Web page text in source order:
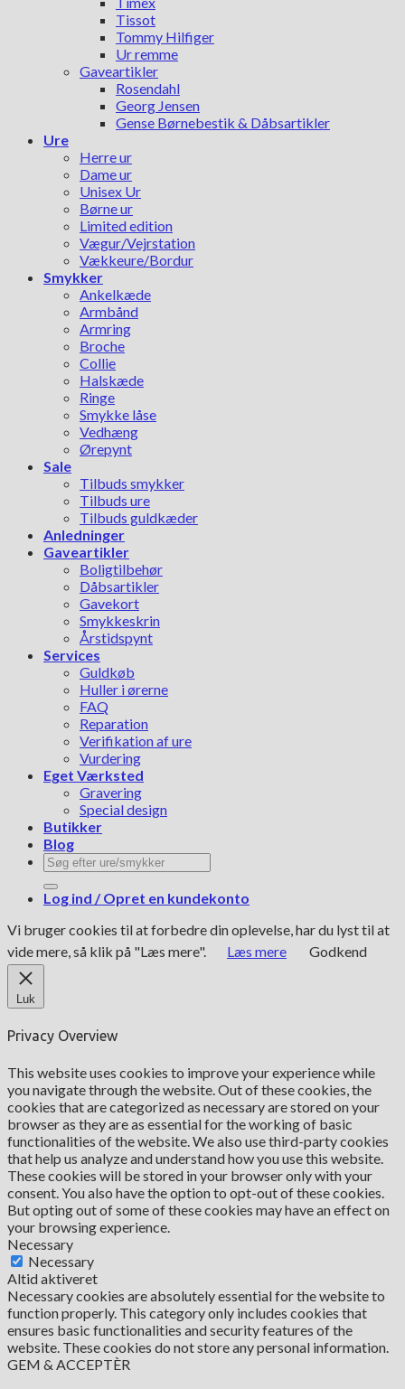
Tissot
Tommy Hilfiger
Ur remme
Gaveartikler
Rosendahl
Georg Jensen
Gense Børnebestik & Dåbsartikler
Ure
Herre ur
Dame ur
Unisex Ur
Børne ur
Limited edition
Vægur/Vejrstation
Vækkeure/Bordur
Smykker
Ankelkæde
Armbånd
Armring
Broche
Collie
Halskæde
Ringe
Smykke låse
Vedhæng
Ørepynt
Sale
Tilbuds smykker
Tilbuds ure
Tilbuds guldkæder
Anledninger
Gaveartikler
Boligtilbehør
Dåbsartikler
Gavekort
Smykkeskrin
Årstidspynt
Services
Guldkøb
Huller i ørerne
FAQ
Reparation
Verifikation af ure
Vurdering
Eget Værksted
Gravering
Special design
Butikker
Blog
Søg
efter:
Log ind / Opret en kundekonto
Vi bruger cookies til at forbedre din oplevelse, har du lyst til at
vide mere, så klik på "Læs mere".
Læs mere Godkend
Luk
Privacy Overview
This website uses cookies to improve your experience while
you navigate through the website. Out of these cookies, the
cookies that are categorized as necessary are stored on your
browser as they are as essential for the working of basic
functionalities of the website. We also use third-party cookies
that help us analyze and understand how you use this website.
These cookies will be stored in your browser only with your
consent. You also have the option to opt-out of these cookies.
But opting out of some of these cookies may have an effect on
your browsing experience.
Necessary
Necessary
Altid aktiveret
Necessary cookies are absolutely essential for the website to
function properly. This category only includes cookies that
ensures basic functionalities and security features of the
website. These cookies do not store any personal information.
GEM & ACCEPTÈR